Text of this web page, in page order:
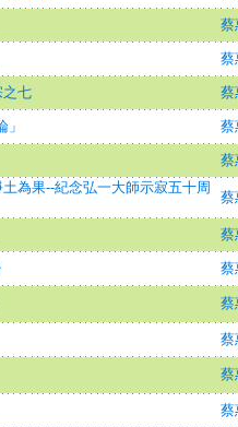
蔡
蔡
之七 蔡
蔡
蔡
為果--紀念弘一大師示寂五十周
蔡
蔡
蔡
蔡
蔡
蔡
蔡